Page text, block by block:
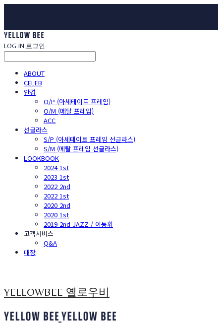
LOG IN 로그인
ABOUT
CELEB
안경
O/P (아세테이트 프레임)
O/M (메탈 프레임)
ACC
선글라스
S/P (아세테이트 프레임 선글라스)
S/M (메탈 프레임 선글라스)
LOOKBOOK
2024 1st
2023 1st
2022 2nd
2022 1st
2020 2nd
2020 1st
2019 2nd JAZZ / 이동휘
고객서비스
Q&A
매장
YELLOWBEE 옐로우비